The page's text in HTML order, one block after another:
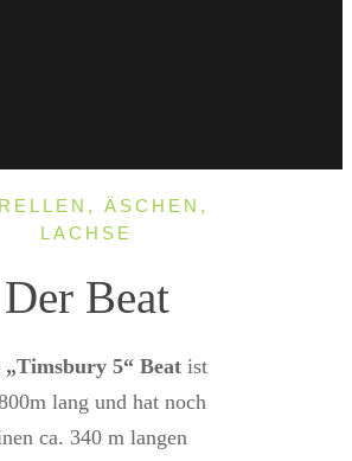
ÄSCHEN,
LACHSE
Der Beat
„Timsbury 5“ Beat ist
lang und hat noch
ca. 340 m langen